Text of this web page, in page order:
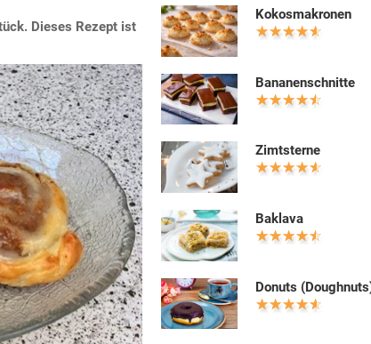
Dieses Rezept ist
Kokosmakronen
Bananenschnitte
Zimtsterne
Baklava
Donuts